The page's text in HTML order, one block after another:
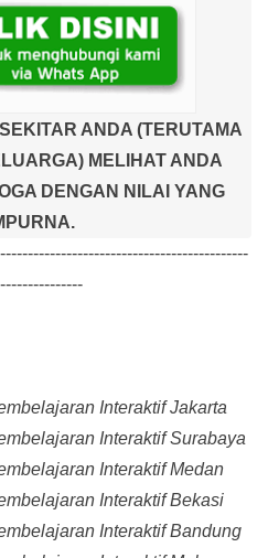
ANDA (TERUTAMA
MELIHAT ANDA
DENGAN NILAI YANG
Interaktif Jakarta
Interaktif Surabaya
Interaktif Medan
Interaktif Bekasi
Interaktif Bandung